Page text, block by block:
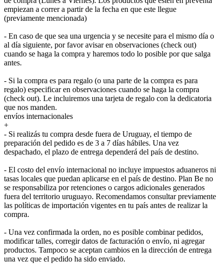
empiezan a correr a partir de la fecha en que este llegue
(previamente mencionada)
- En caso de que sea una urgencia y se necesite para el mismo día o
al día siguiente, por favor avisar en observaciones (check out)
cuando se haga la compra y haremos todo lo posible por que salga
antes.
- Si la compra es para regalo (o una parte de la compra es para
regalo) especificar en observaciones cuando se haga la compra
(check out). Le incluiremos una tarjeta de regalo con la dedicatoria
que nos manden.
envíos internacionales
+
- Si realizás tu compra desde fuera de Uruguay, el tiempo de
preparación del pedido es de 3 a 7 días hábiles. Una vez
despachado, el plazo de entrega dependerá del país de destino.
- El costo del envío internacional no incluye impuestos aduaneros ni
tasas locales que puedan aplicarse en el país de destino. Plan Be no
se responsabiliza por retenciones o cargos adicionales generados
fuera del territorio uruguayo. Recomendamos consultar previamente
las políticas de importación vigentes en tu país antes de realizar la
compra.
- Una vez confirmada la orden, no es posible combinar pedidos,
modificar talles, corregir datos de facturación o envío, ni agregar
productos. Tampoco se aceptan cambios en la dirección de entrega
una vez que el pedido ha sido enviado.